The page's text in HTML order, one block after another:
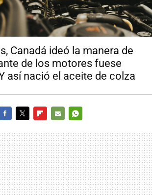
Canadá ideó la manera de
de los motores fuese
así nació el aceite de colza
MAIL